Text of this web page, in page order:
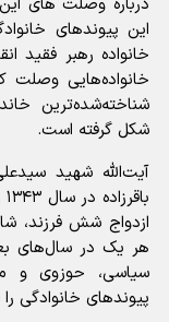
این پیوندهای
خانواده رهبر فقید
خانواده‌هایی وصلت
شناخته‌شده‌ترین
شکل گرفته است.
آیت‌الله شهید
ازدواج شش فرزند،
هر یک در سال‌های
سیاسی، حوزوی و
پیوندهای خانوادگی